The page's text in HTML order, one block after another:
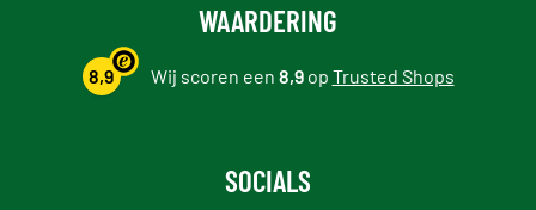
WAARDERING
8,9 Wij scoren een 8,9op Trusted Shops
SOCIALS